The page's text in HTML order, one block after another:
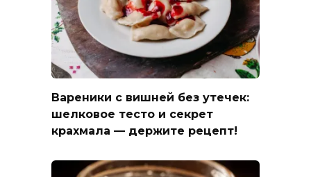
Вареники с вишней без утечек:
шелковое тесто и секрет
крахмала — держите рецепт!